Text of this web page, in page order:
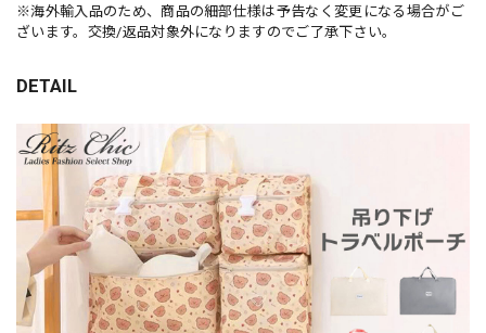
※海外輸入品のため、商品の細部仕様は予告なく変更になる場合がご
ざいます。交換/返品対象外になりますのでご了承下さい。
DETAIL